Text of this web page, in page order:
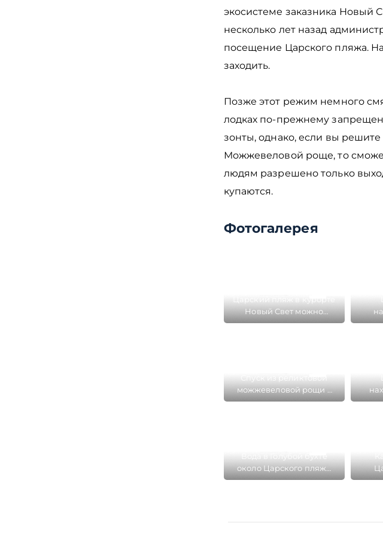
экосистеме заказника Новый
несколько лет назад
посещение Царского пляжа.
заходить.
Позже этот режим немного
лодках по-прежнему
зонты, однако, если вы
Можжевеловой роще, то
людям разрешено только
купаются.
Фотогалерея
Новый Свет можно
назвать самым
можжевеловой рощи с
Царскому пляжу в
около Царского пляжа
имеет красивый